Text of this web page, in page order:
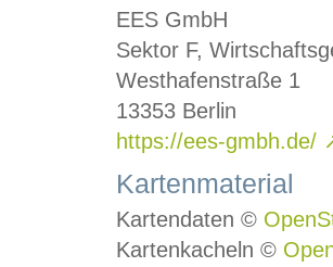
EES GmbH
Sektor F,
Westhafenstraße 1
13353 Berlin
https://ees-gmbh.de/
Kartenmaterial
Kartendaten ©
Kartenkacheln ©